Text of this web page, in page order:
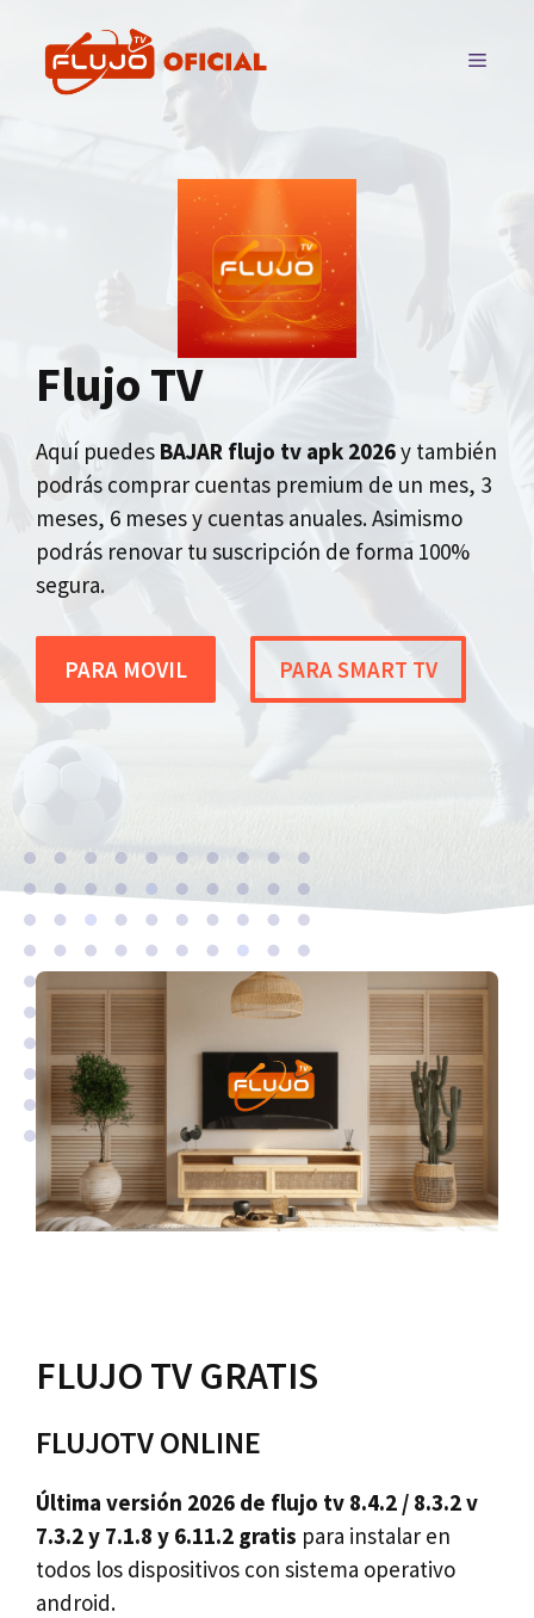
contenido
MENÚ
Flujo TV
Aquí puedes BAJAR flujo tv apk 2026y también
podrás comprar cuentas premium de un mes, 3
meses, 6 meses y cuentas anuales. Asimismo
podrás renovar tu suscripción de forma 100%
segura.
PARA MOVIL PARA SMART TV
FLUJO TV GRATIS
FLUJOTV ONLINE
Última versión 2026 de flujo tv 8.4.2 / 8.3.2 v
7.3.2 y 7.1.8 y 6.11.2 gratis para instalar en
todos los dispositivos con sistema operativo
android.